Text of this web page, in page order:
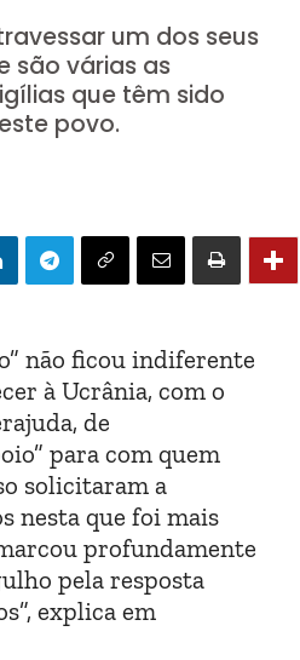
um dos seus
são várias as
que têm sido
povo.
não ficou indiferente
à Ucrânia, com o
de
para com quem
solicitaram a
nesta que foi mais
profundamente
pela resposta
explica em